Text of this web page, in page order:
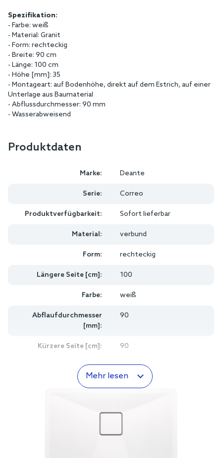
Spezifikation:
- Farbe: weiß
- Material: Granit
- Form: rechteckig
- Breite: 90 cm
- Länge: 100 cm
- Höhe [mm]: 35
- Montageart: auf Bodenhöhe, direkt auf dem Estrich, auf einer
Unterlage aus Baumaterial
- Abflussdurchmesser: 90 mm
- Wasserabweisend
Produktdaten
Marke: Deante
Serie: Correo
Produktverfügbarkeit: Sofort lieferbar
Material: verbund
Form: rechteckig
Längere Seite [cm]: 100
Farbe: weiß
Abflaufdurchmesser
[mm]:
90
Kürzere Seite [cm]: 90
Mehr lesen